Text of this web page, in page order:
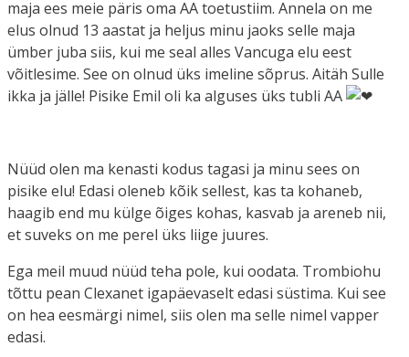
maja ees meie päris oma AA toetustiim. Annela on me
elus olnud 13 aastat ja heljus minu jaoks selle maja
ümber juba siis, kui me seal alles Vancuga elu eest
võitlesime. See on olnud üks imeline sõprus. Aitäh Sulle
ikka ja jälle! Pisike Emil oli ka alguses üks tubli AA
Nüüd olen ma kenasti kodus tagasi ja minu sees on
pisike elu! Edasi oleneb kõik sellest, kas ta kohaneb,
haagib end mu külge õiges kohas, kasvab ja areneb nii,
et suveks on me perel üks liige juures.
Ega meil muud nüüd teha pole, kui oodata. Trombiohu
tõttu pean Clexanet igapäevaselt edasi süstima. Kui see
on hea eesmärgi nimel, siis olen ma selle nimel vapper
edasi.